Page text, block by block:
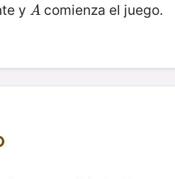
y A
A comienza el juego.